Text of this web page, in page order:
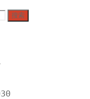
搜索